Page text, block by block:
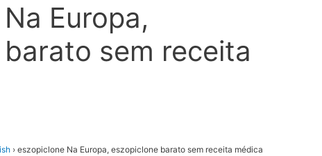
Europa,
sem receita
› eszopiclone Na Europa, eszopiclone barato sem receita médica